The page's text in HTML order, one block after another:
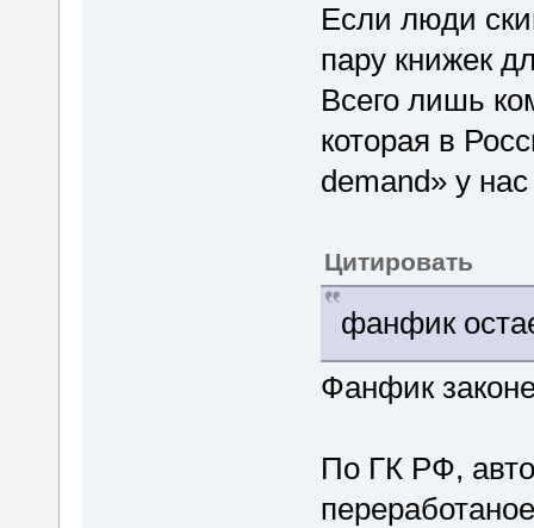
Если люди
пару книжек
Всего лишь
которая в
demand» у
Цитировать
фанфик
Фанфик
По ГК РФ,